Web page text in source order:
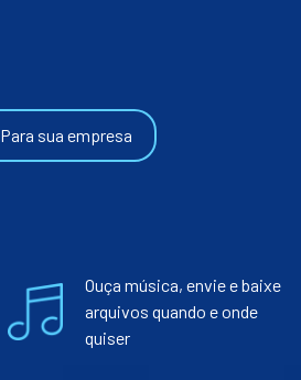
Para sua empresa
Ouça música, envie e baixe
arquivos quando e onde
quiser